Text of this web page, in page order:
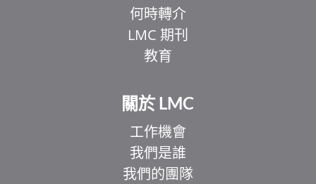
何時轉介
LMC 期刊
教育
關於 LMC
工作機會
我們是誰
我們的團隊